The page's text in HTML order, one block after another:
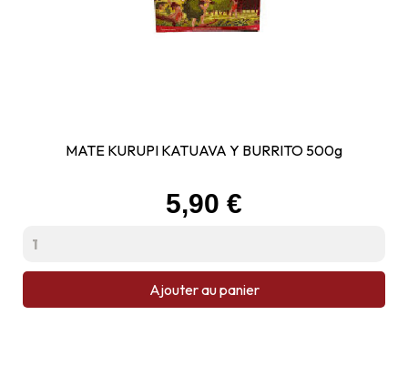
MATE KURUPI KATUAVA Y BURRITO 500g
Prix
5,90 €
Ajouter au panier